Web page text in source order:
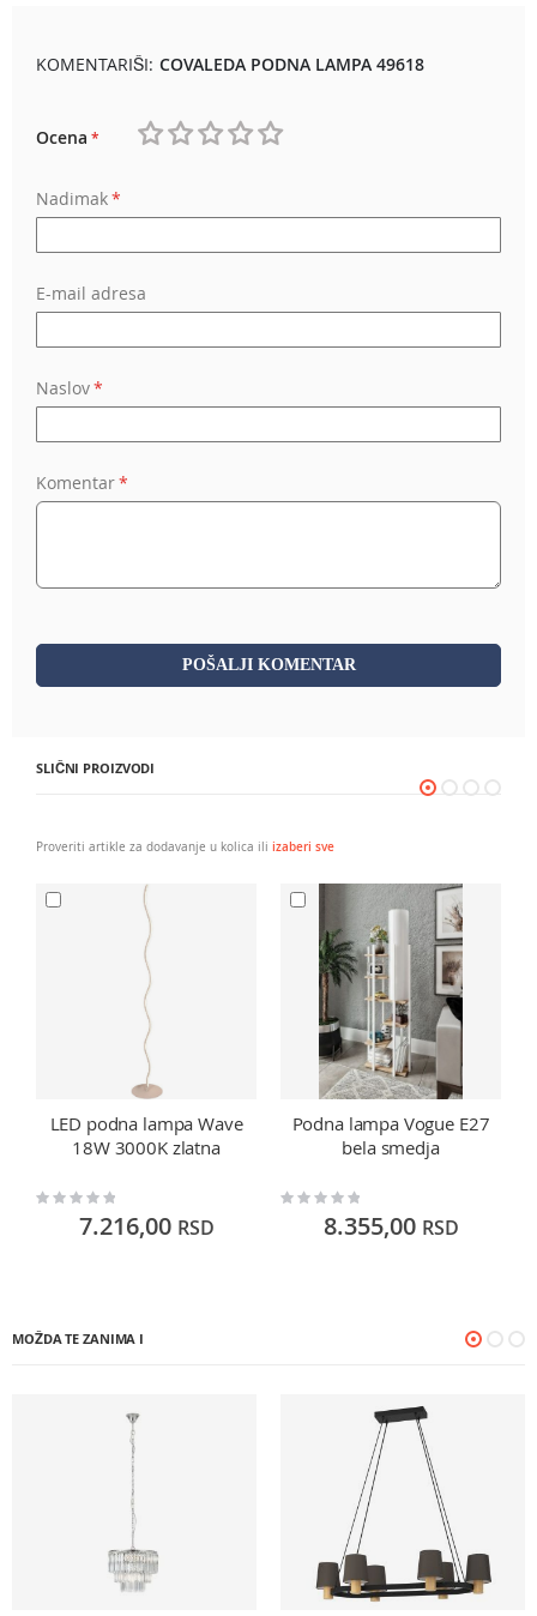
KOMENTARIŠI: COVALEDA PODNA LAMPA 49618
Ocena
Nadimak
E-mail adresa
Naslov
Komentar
POŠALJI KOMENTAR
SLIČNI PROIZVODI
Proveriti artikle za dodavanje u kolica ili izaberi sve
LED podna lampa Wave
18W 3000K zlatna
Rating:
7.216,00 RSD
Podna lampa Vogue E27
bela smedja
Rating:
8.355,00 RSD
MOŽDA TE ZANIMA I